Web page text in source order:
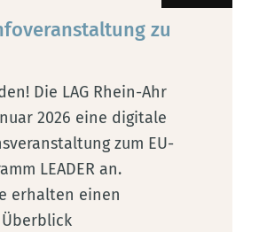
zu
Die LAG Rhein-Ahr
2026 eine digitale
zum EU-
LEADER an.
erhalten einen